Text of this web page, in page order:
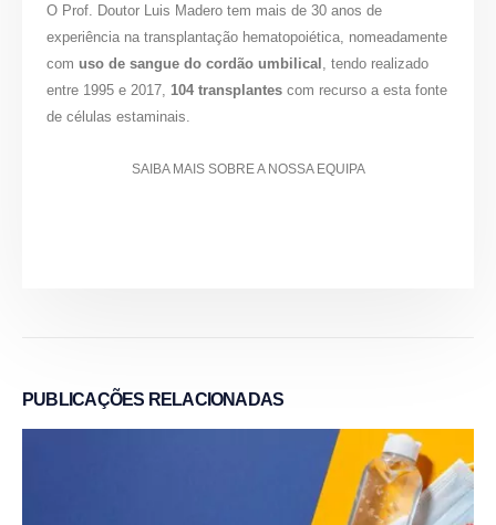
O Prof. Doutor Luis Madero tem mais de 30 anos de
experiência na transplantação hematopoiética, nomeadamente
comuso de sangue do cordão umbilical
, tendo realizado
entre 1995 e 2017, 104 transplantes com recurso a esta fonte
de células estaminais.
SAIBA MAIS SOBRE A NOSSA EQUIPA
PUBLICAÇÕES RELACIONADAS